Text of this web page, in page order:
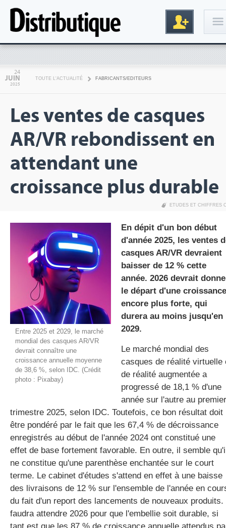
gratuite
24
JUIN
2025
TOUTE L'ACTUALITÉ FABRICANTS/EDITEURS
Les ventes de casques
AR/VR rebondissent en
attendant une
croissance plus durable
ETUDES ET CHIFFRES
Entre 2025 et 2029, le marché
mondial des casques AR/VR
devrait connaître une
croissance annuelle moyenne
de 38,6 %, selon IDC. (Crédit
photo : Pixabay)
En dépit d'un bon début
d'année 2025, les ventes
casques AR/VR devraient
baisser de 12 % cette
année. 2026 devrait
le départ d'une croissance
encore plus forte, qui
durera au moins jusqu'en
2029.
Le marché mondial des
casques de réalité virtuelle
de réalité augmentée a
progressé de 18,1 % d'une
année sur l'autre au premier
trimestre 2025, selon IDC. Toutefois, ce bon résultat doit
être pondéré par le fait que les 67,4 % de décroissance
enregistrés au début de l'année 2024 ont constitué une
effet de base fortement favorable. En outre, il semble
ne constitue qu'une parenthèse enchantée sur le court
terme. Le cabinet d'études s'attend en effet à une baisse
des livraisons de 12 % sur l'ensemble de l'année en
du fait d'un report des lancements de nouveaux produits.
faudra attendre 2026 pour que l'embellie soit durable, si